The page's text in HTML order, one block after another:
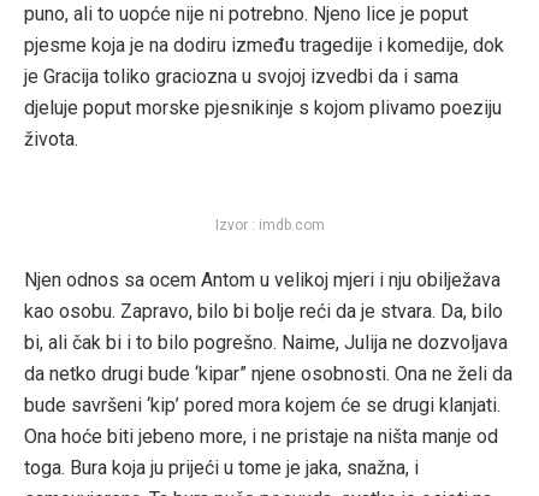
puno, ali to uopće nije ni potrebno. Njeno lice je poput
pjesme koja je na dodiru između tragedije i komedije, dok
je Gracija toliko graciozna u svojoj izvedbi da i sama
djeluje poput morske pjesnikinje s kojom plivamo poeziju
života.
Izvor : imdb.com
Njen odnos sa ocem Antom u velikoj mjeri i nju obilježava
kao osobu. Zapravo, bilo bi bolje reći da je stvara. Da, bilo
bi, ali čak bi i to bilo pogrešno. Naime, Julija ne dozvoljava
da netko drugi bude ‘kipar” njene osobnosti. Ona ne želi da
bude savršeni ‘kip’ pored mora kojem će se drugi klanjati.
Ona hoće biti jebeno more, i ne pristaje na ništa manje od
toga. Bura koja ju prijeći u tome je jaka, snažna, i